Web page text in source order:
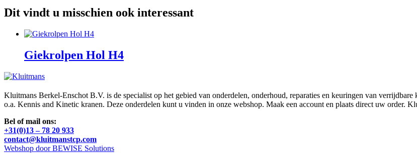
Dit vindt u misschien ook interessant
Giekrolpen Hol H4
Kluitmans Berkel-Enschot B.V. is de specialist op het gebied van onderdelen, onderhoud, reparaties en keuringen van
o.a. Kennis and Kinetic kranen. Deze onderdelen kunt u vinden in onze webshop. Maak een account en plaats direct uw order.
Bel of mail ons:
+31(0)13 – 78 20 933
contact@kluitmanstcp.com
Webshop door BEWISE Solutions